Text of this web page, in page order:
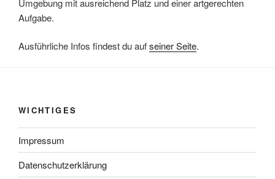
Aufgabe.
Ausführliche Infos findest du aufseiner Seite.
WICHTIGES
Impressum
Datenschutzerklärung